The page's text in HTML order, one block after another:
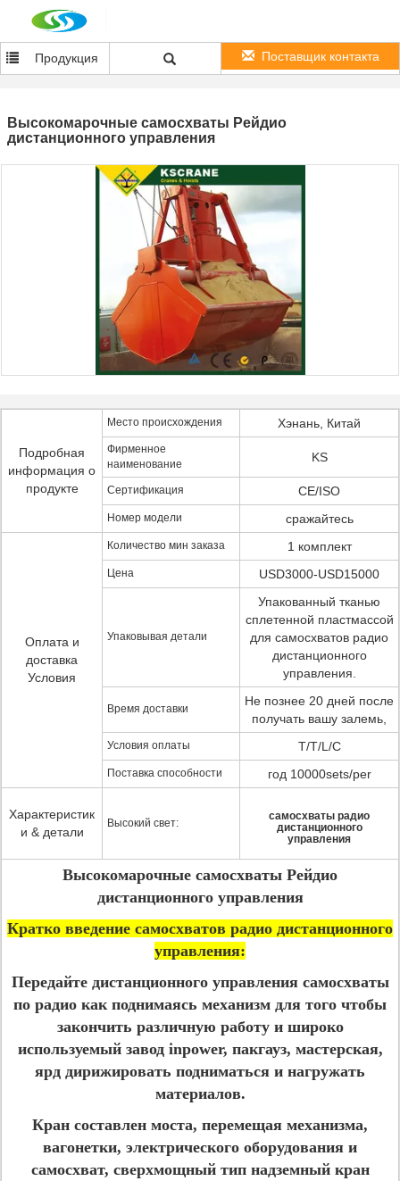
Продукция Поставщик контакта
Высокомарочные самосхваты Рейдио
дистанционного управления
Подробная
информация о
продукте
Место происхождения Хэнань, Китай
Фирменное
наименование
KS
Сертификация CE/ISO
Номер модели сражайтесь
Оплата и
доставка
Условия
Количество мин заказа 1 комплект
Цена USD3000-USD15000
Упаковывая детали
Упакованный тканью
сплетенной пластмассой
для самосхватов радио
дистанционного
управления.
Время доставки
Не познее 20 дней после
получать вашу залемь,
Условия оплаты T/T/L/C
Поставка способности год 10000sets/per
Характеристик
и & детали
Высокий свет:
самосхваты радио
дистанционного
управления
Высокомарочные самосхваты Рейдио
дистанционного управления
Кратко введение самосхватов радио дистанционного
управления:
Передайте дистанционного управления самосхваты
по радио как поднимаясь механизм для того чтобы
закончить различную работу и широко
используемый завод inpower, пакгауз, мастерская,
ярд дирижировать подниматься и нагружать
материалов.
Кран составлен моста, перемещая механизма,
вагонетки, электрического оборудования и
самосхват, сверхмощный тип надземный кран